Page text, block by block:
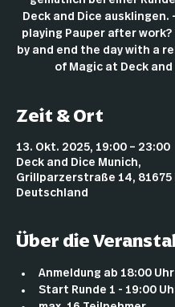
Deck and Dice ausklingen.
playing Pauper after work?
by and end the day with a
of Magic at Deck and
Zeit & Ort
13. Okt. 2025, 19:00 – 23:00
Deck and Dice Munich,
Grillparzerstraße 14, 81675
Deutschland
Über die
Anmeldung ab 18:00 Uhr
Start Runde 1 - 19:00